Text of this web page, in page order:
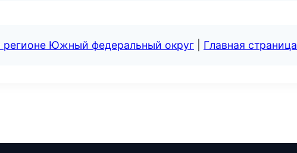
регионе Южный федеральный округ Главная страница